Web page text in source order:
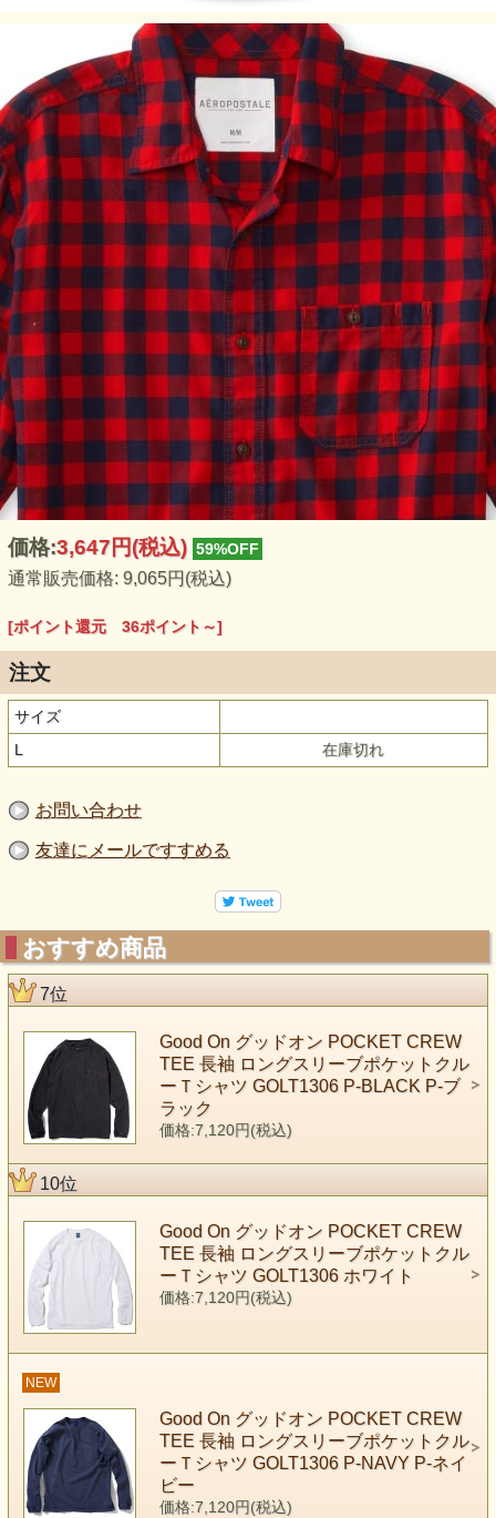
価格:3,647円(税込) 59%OFF
通常販売価格: 9,065円(税込)
[ポイント還元 36ポイント～]
注文
サイズ
L
在庫切れ
お問い合わせ
友達にメールですすめる
おすすめ商品
7位
Good On グッドオン POCKET CREW
TEE 長袖 ロングスリーブポケットクル
ーＴシャツ GOLT1306 P-BLACK P-ブ
ラック
価格:7,120円(税込)
10位
Good On グッドオン POCKET CREW
TEE 長袖 ロングスリーブポケットクル
ーＴシャツ GOLT1306 ホワイト
価格:7,120円(税込)
NEW
Good On グッドオン POCKET CREW
TEE 長袖 ロングスリーブポケットクル
ーＴシャツ GOLT1306 P-NAVY P-ネイ
ビー
価格:7,120円(税込)